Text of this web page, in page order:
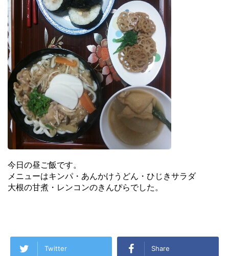
今日の昼ご飯です。
メニューはキンパ・あんかけうどん・ひじきサラダ
大根の甘煮・レンコンのきんぴらでした。
Twitter Share